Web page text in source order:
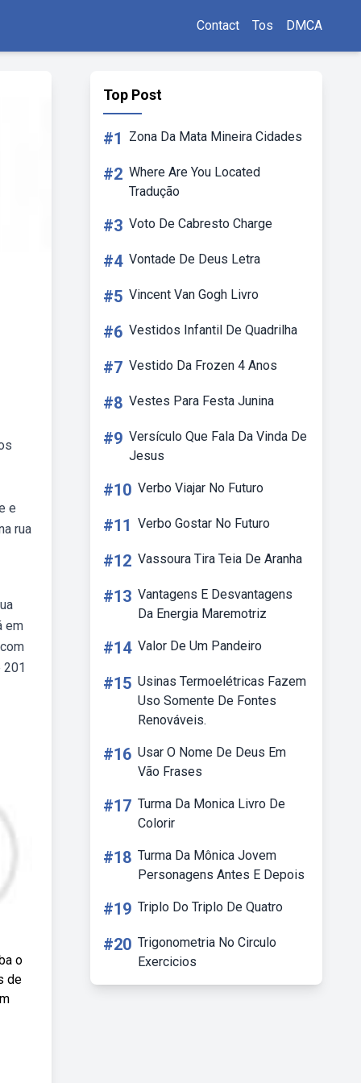
Contact Tos DMCA
e
rua
em
201
o
de
Top Post
#1 Zona Da Mata Mineira Cidades
#2 Where Are You Located
Tradução
#3 Voto De Cabresto Charge
#4 Vontade De Deus Letra
#5 Vincent Van Gogh Livro
#6 Vestidos Infantil De Quadrilha
#7 Vestido Da Frozen 4 Anos
#8 Vestes Para Festa Junina
#9 Versículo Que Fala Da Vinda De
Jesus
#10 Verbo Viajar No Futuro
#11 Verbo Gostar No Futuro
#12 Vassoura Tira Teia De Aranha
#13 Vantagens E Desvantagens
Da Energia Maremotriz
#14 Valor De Um Pandeiro
#15 Usinas Termoelétricas Fazem
Uso Somente De Fontes
Renováveis.
#16 Usar O Nome De Deus Em
Vão Frases
#17 Turma Da Monica Livro De
Colorir
#18 Turma Da Mônica Jovem
Personagens Antes E Depois
#19 Triplo Do Triplo De Quatro
#20 Trigonometria No Circulo
Exercicios